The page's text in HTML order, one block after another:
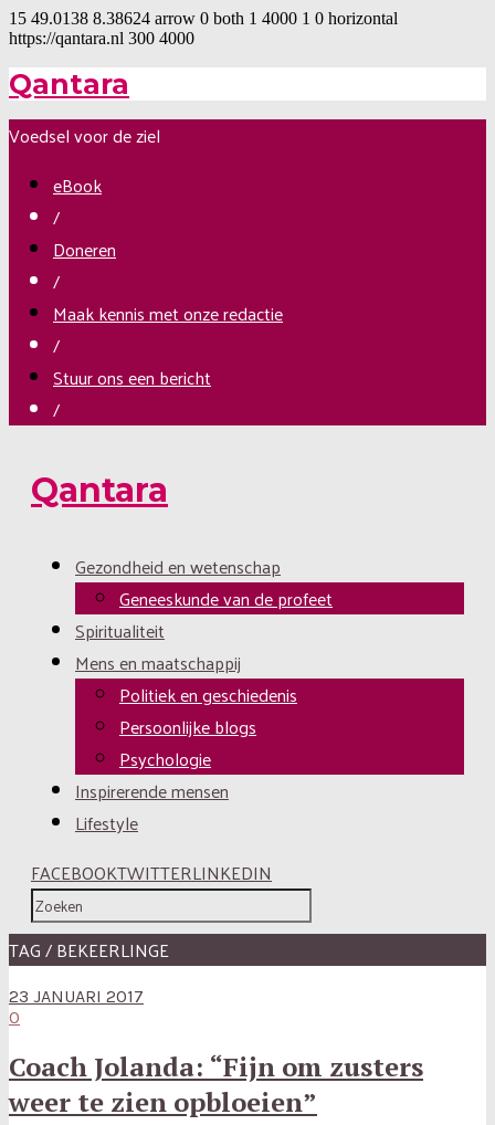
15 49.0138 8.38624 arrow 0 both 1 4000 1 0 horizontal
https://qantara.nl 300 4000
Qantara
Voedsel voor de ziel
eBook
/
Doneren
/
Maak kennis met onze redactie
/
Stuur ons een bericht
/
Qantara
Gezondheid en wetenschap
Geneeskunde van de profeet
Spiritualiteit
Mens en maatschappij
Politiek en geschiedenis
Persoonlijke blogs
Psychologie
Inspirerende mensen
Lifestyle
FACEBOOKTWITTERLINKEDIN
TAG / BEKEERLINGE
23 JANUARI 2017
0
Coach Jolanda: “Fijn om zusters
weer te zien opbloeien”